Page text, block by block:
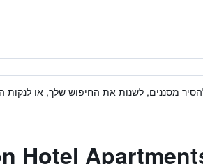
מסננים, לשנות את החיפוש שלך, או לנקות